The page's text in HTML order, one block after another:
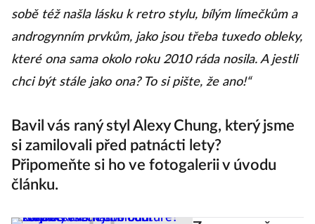
sobě též našla lásku k retro stylu, bílým límečkům a
androgynním prvkům, jako jsou třeba tuxedo obleky,
které ona sama okolo roku 2010 ráda nosila. A jestli
chci být stále jako ona? To si pište, že ano!“
Bavil vás raný styl Alexy Chung, který jsme
si zamilovali před patnácti lety?
Připomeňte si ho ve fotogalerii v úvodu
článku.